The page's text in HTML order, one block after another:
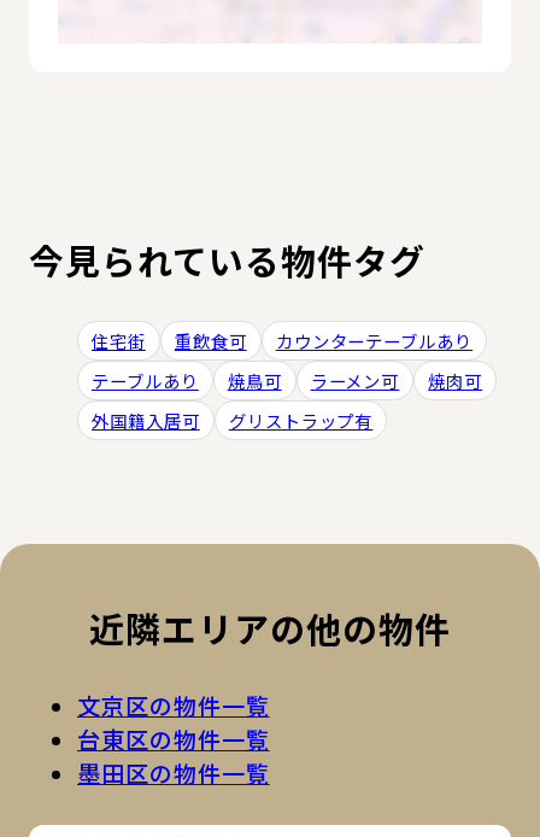
今見られている物件タグ
住宅街 重飲食可
カウンターテーブルあり
テーブルあり
焼鳥可 ラーメン可
焼肉可
外国籍入居可
グリストラップ有
近隣エリアの他の物件
文京区の物件一覧
台東区の物件一覧
墨田区の物件一覧